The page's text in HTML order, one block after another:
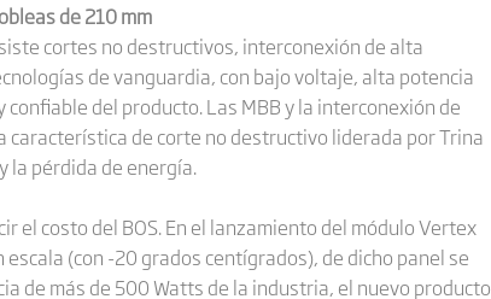
de 210 mm
cortes no destructivos, interconexión de alta
de vanguardia, con bajo voltaje, alta potencia
del producto. Las MBB y la interconexión de
de corte no destructivo liderada por Trina
la pérdida de energía.
el costo del BOS. En el lanzamiento del módulo Vertex
(con -20 grados centígrados), de dicho panel se
de más de 500 Watts de la industria, el nuevo producto